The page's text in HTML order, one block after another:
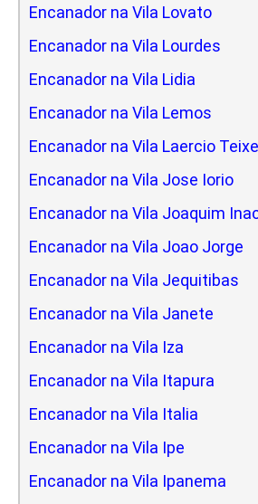
Encanador na Vila Lovato
Encanador na Vila Lourdes
Encanador na Vila Lidia
Encanador na Vila Lemos
Encanador na Vila Laercio
Encanador na Vila Jose Iorio
Encanador na Vila Joaquim
Encanador na Vila Joao Jorge
Encanador na Vila Jequitibas
Encanador na Vila Janete
Encanador na Vila Iza
Encanador na Vila Itapura
Encanador na Vila Italia
Encanador na Vila Ipe
Encanador na Vila Ipanema